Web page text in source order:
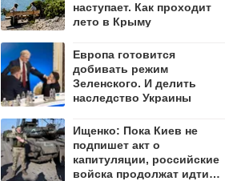
наступает. Как проходит
лето в Крыму
Европа готовится
добивать режим
Зеленского. И делить
наследство Украины
Ищенко: Пока Киев не
подпишет акт о
капитуляции, российские
войска продолжат идти